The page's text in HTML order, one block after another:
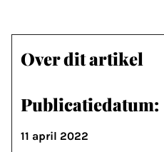
Over dit artikel
Publicatiedatum:
11 april 2022